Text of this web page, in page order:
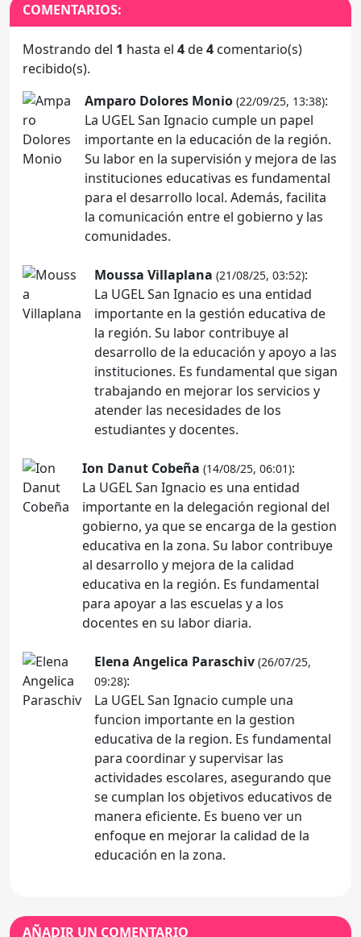
COMENTARIOS:
Mostrando del 1 hasta el 4de4 comentario(s)
recibido(s).
Amparo Dolores Monio (22/09/25, 13:38):
La UGEL San Ignacio cumple un papel
importante en la educación de la región.
Su labor en la supervisión y mejora de las
instituciones educativas es fundamental
para el desarrollo local. Además, facilita
la comunicación entre el gobierno y las
comunidades.
Moussa Villaplana (21/08/25, 03:52):
La UGEL San Ignacio es una entidad
importante en la gestión educativa de
la región. Su labor contribuye al
desarrollo de la educación y apoyo a las
instituciones. Es fundamental que sigan
trabajando en mejorar los servicios y
atender las necesidades de los
estudiantes y docentes.
Ion Danut Cobeña (14/08/25, 06:01):
La UGEL San Ignacio es una entidad
importante en la delegación regional del
gobierno, ya que se encarga de la gestion
educativa en la zona. Su labor contribuye
al desarrollo y mejora de la calidad
educativa en la región. Es fundamental
para apoyar a las escuelas y a los
docentes en su labor diaria.
Elena Angelica Paraschiv (26/07/25,
09:28):
La UGEL San Ignacio cumple una
funcion importante en la gestion
educativa de la region. Es fundamental
para coordinar y supervisar las
actividades escolares, asegurando que
se cumplan los objetivos educativos de
manera eficiente. Es bueno ver un
enfoque en mejorar la calidad de la
educación en la zona.
AÑADIR UN COMENTARIO